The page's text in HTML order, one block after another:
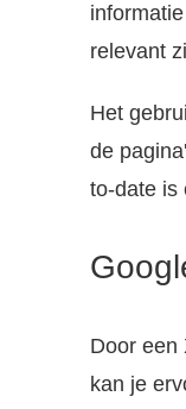
relevant
Het
de
to-date is
Door een
kan je